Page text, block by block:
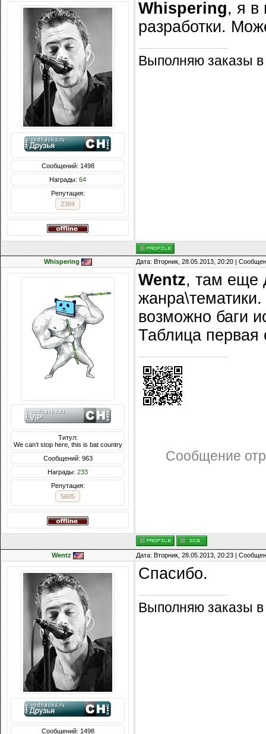
Сообщений: 1498
Награды: 64
Репутация:
2384
Whispering, я в
разработки.
Выполняю заказы
Whispering Дата: Вторник, 28.05.2013, 20:20 |
Титул:
We can’t stop here, this is bat country
Сообщений: 963
Награды: 233
Репутация:
5605
Wentz, там еще
возможно баги
Таблица первая
Сообщение
Wentz Дата: Вторник, 28.05.2013, 20:23 |
Сообщений: 1498
Спасибо.
Выполняю заказы